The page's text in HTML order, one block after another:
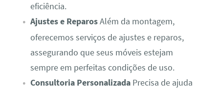
eficiência.
Ajustes e ReparosAlém da montagem,
oferecemos serviços de ajustes e reparos,
assegurando que seus móveis estejam
sempre em perfeitas condições de uso.
Consultoria PersonalizadaPrecisa de ajuda